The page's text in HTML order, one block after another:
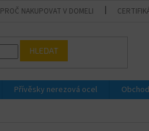
PROČ NAKUPOVAT V DOMELI
HLEDAT
Přívěsky nerezová ocel